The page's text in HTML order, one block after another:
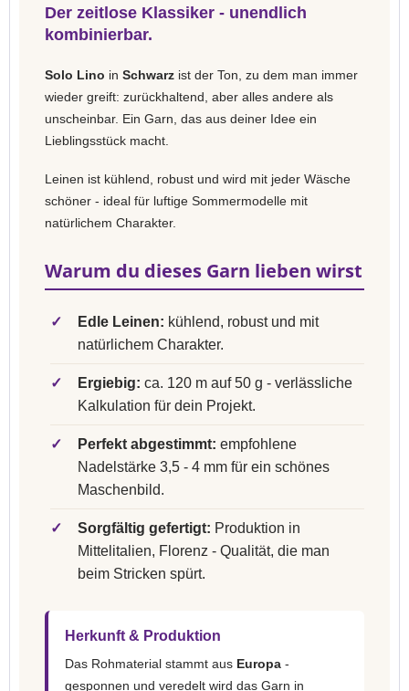
Der zeitlose Klassiker - unendlich
kombinierbar.
Solo Lino in Schwarz ist der Ton, zu dem man immer
wieder greift: zurückhaltend, aber alles andere als
unscheinbar. Ein Garn, das aus deiner Idee ein
Lieblingsstück macht.
Leinen ist kühlend, robust und wird mit jeder Wäsche
schöner - ideal für luftige Sommermodelle mit
natürlichem Charakter.
Warum du dieses Garn lieben wirst
✓ Edle Leinen: kühlend, robust und mit
natürlichem Charakter.
✓ Ergiebig: ca. 120 m auf 50 g - verlässliche
Kalkulation für dein Projekt.
✓ Perfekt abgestimmt: empfohlene
Nadelstärke 3,5 - 4 mm für ein schönes
Maschenbild.
✓ Sorgfältig gefertigt: Produktion in
Mittelitalien, Florenz - Qualität, die man
beim Stricken spürt.
Herkunft & Produktion
Das Rohmaterial stammt aus Europa -
gesponnen und veredelt wird das Garn in